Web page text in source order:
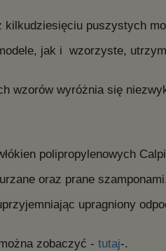
kilkudziesięciu puszystych
jak i wzorzyste,
wzorów wyróżnia się
polipropylenowych
oraz prane
upragniony
zobaczyć - tutaj-.